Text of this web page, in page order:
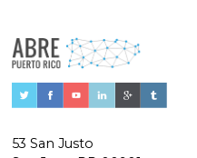
53 San Justo